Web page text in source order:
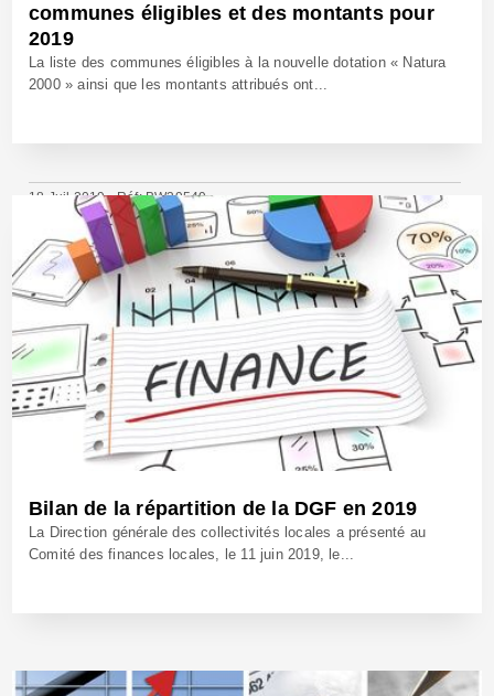
communes éligibles et des montants pour
2019
La liste des communes éligibles à la nouvelle dotation « Natura
2000 » ainsi que les montants attribués ont...
18 Juil 2019 - Réf: BW39549
Bilan de la répartition de la DGF en 2019
La Direction générale des collectivités locales a présenté au
Comité des finances locales, le 11 juin 2019, le...